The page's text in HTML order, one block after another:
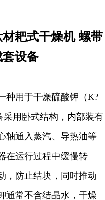
耙式干燥机 螺带
设备
种用于干燥硫酸钾（K?
采用卧式结构，内部装有
轴通入蒸汽、导热油等
在运行过程中缓慢转
，防止结块，同时推动
通常不含结晶水，干燥